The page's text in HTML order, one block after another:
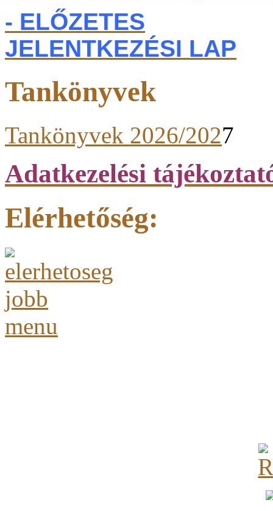
- ELŐZETES
JELENTKEZÉSI LAP
Tankönyvek
Tankönyvek 2026/2027
Adatkezelési
Elérhetőség: